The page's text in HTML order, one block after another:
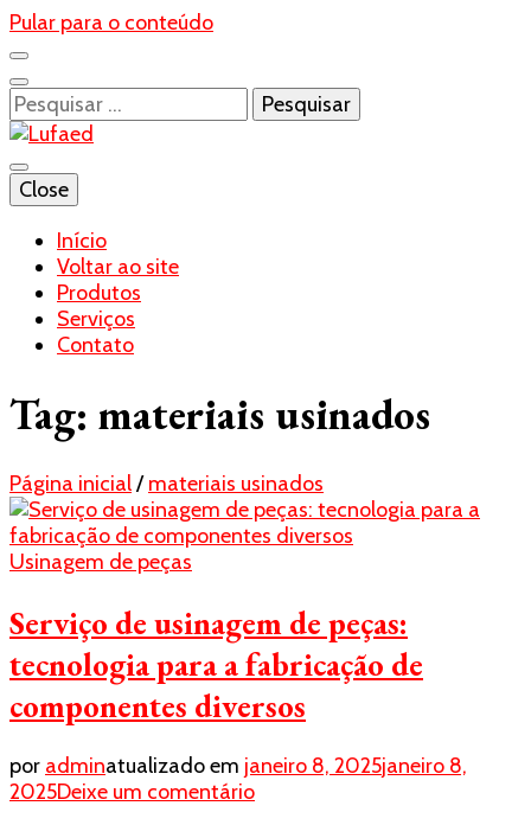
Pular para o conteúdo
Pesquisar
por:
Lufaed
Blog- Lufaed
Close
Início
Voltar ao site
Produtos
Serviços
Contato
Tag: materiais usinados
Página inicial/ materiais usinados
Usinagem de peças
Serviço de usinagem de peças:
tecnologia para a fabricação de
componentes diversos
por adminatualizado em janeiro 8, 2025janeiro 8,
2025Deixe um comentárioem